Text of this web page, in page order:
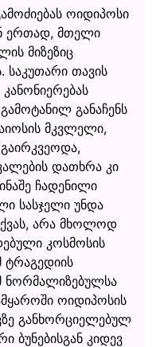
ოიდიპოსი
ერთად, მთელი
მიზეზიც
საკუთარი თავის
განაჩენს
მკვლელი,
გაირკვეოდა,
დათხრა კი
ჩადენილი
სასჯელი უნდა
არა მხოლოდ
კოსმოსის
ტრაგედიის
ნორმალიზებულსა
ოიდიპოსის
განხორციელებულ
ბუნებისგან კიდევ